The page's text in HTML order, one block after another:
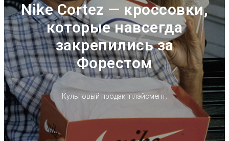
Nike Cortez — кроссовки,
которые навсегда
закрепились за
Форестом
Культовый продактплэйсмент.